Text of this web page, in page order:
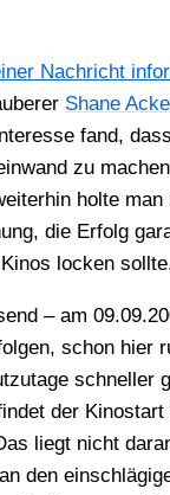
Nach­richt
Shane
fand,
zu
hol­te man
die Erfolg
locken
– am
schon hier
schnel­ler
der
liegt nicht
den